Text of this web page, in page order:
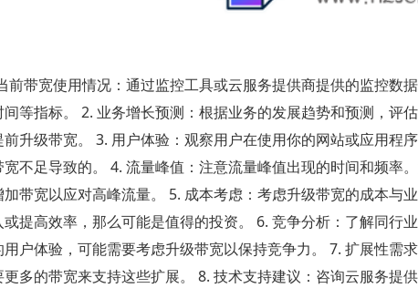
带宽使用情况：通过监控工具或云服务提供商提供的监控数
等指标。 2. 业务增长预测：根据业务的发展趋势和预测，评
升级带宽。 3. 用户体验：观察用户在使用你的网站或应用程
不足导致的。 4. 流量峰值：注意流量峰值出现的时间和频率
带宽以应对高峰流量。 5. 成本考虑：考虑升级带宽的成本与
提高效率，那么可能是值得的投资。 6. 竞争分析：了解同行
户体验，可能需要考虑升级带宽以保持竞争力。 7. 扩展性需
多的带宽来支持这些扩展。 8. 技术支持建议：咨询云服务提